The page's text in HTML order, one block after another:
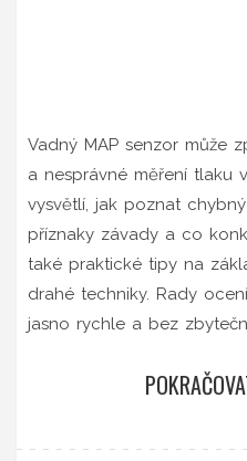
Vadný MAP senzor může
a nesprávné měření tlaku
vysvětlí, jak poznat
příznaky závady a co
také praktické tipy na
drahé techniky. Rady
jasno rychle a bez